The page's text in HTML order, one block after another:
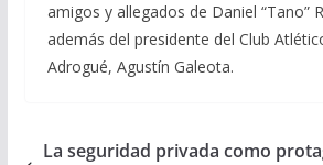
amigos y allegados de Daniel “Tano”
además del presidente del Club
Adrogué, Agustín Galeota.
La seguridad privada como